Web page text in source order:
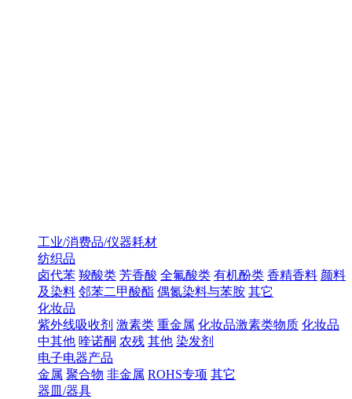
工业/消费品/仪器耗材
纺织品
卤代苯 羧酸类 芳香酸 全氟酸类 有机酚类 香精香料 颜料
及染料 邻苯二甲酸酯 偶氮染料与苯胺 其它
化妆品
紫外线吸收剂 激素类 重金属 化妆品激素类物质 化妆品
中其他 喹诺酮 农残 其他 染发剂
电子电器产品
金属 聚合物 非金属 ROHS专项 其它
器皿/器具